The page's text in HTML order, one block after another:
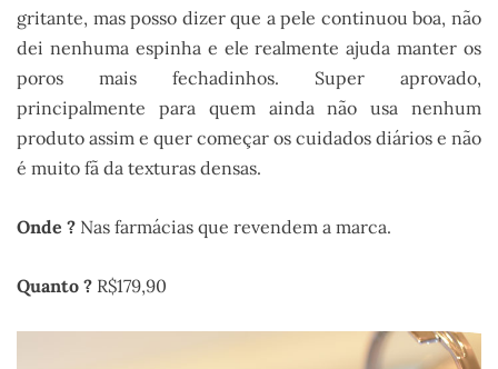
gritante, mas posso dizer que a pele continuou boa, não
dei nenhuma espinha e ele realmente ajuda manter os
poros mais fechadinhos. Super aprovado,
principalmente para quem ainda não usa nenhum
produto assim e quer começar os cuidados diários e não
é muito fã da texturas densas.
Onde ? Nas farmácias que revendem a marca.
Quanto ? R$179,90